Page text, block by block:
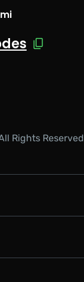
Rights Reserved